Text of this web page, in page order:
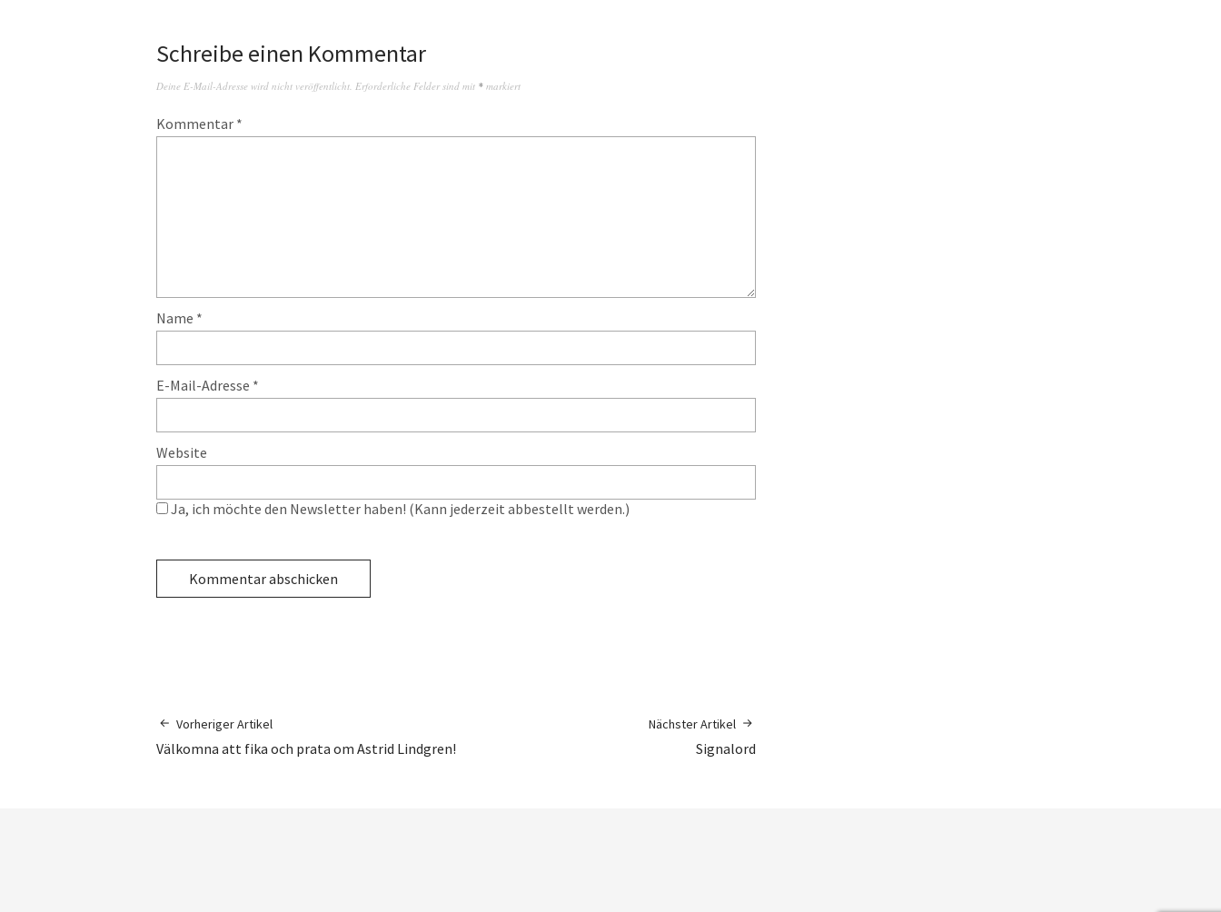
Schreibe einen Kommentar
Deine E-Mail-Adresse wird nicht veröffentlicht. Erforderliche Felder sind mit * markiert
Kommentar *
Name *
E-Mail-Adresse *
Website
Ja, ich möchte den Newsletter haben! (Kann jederzeit abbestellt werden.)
Vorheriger Artikel
Välkomna att fika och prata om Astrid Lindgren!
Nächster Artikel
Signalord